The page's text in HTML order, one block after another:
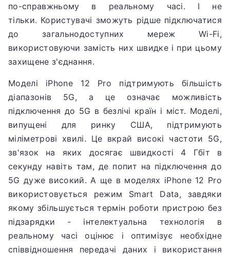
по-справжньому в реальному часі. І не
тільки. Користувачі зможуть рідше підключатися
до загальнодоступних мереж Wi-Fi,
використовуючи замість них швидке і при цьому
захищене з'єднання.
Моделі iPhone 12 Pro підтримують більшість
діапазонів 5G, а це означає можливість
підключення до 5G в безлічі країн і міст. Моделі,
випущені для ринку США, підтримують
міліметрові хвилі. Це вкрай високі частоти 5G,
зв'язок на яких досягає швидкості 4 Гбіт в
секунду навіть там, де попит на підключення до
5G дуже високий. А ще в моделях iPhone 12 Pro
використовується режим Smart Data, завдяки
якому збільшується термін роботи пристрою без
підзарядки - інтелектуальна технологія в
реальному часі оцінює і оптимізує необхідне
співвідношення передачі даних і використання